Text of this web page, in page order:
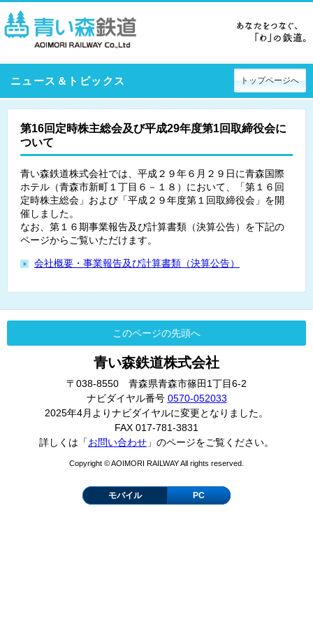
ニュース＆トピックス トップページへ
第16回定時株主総会及び平成29年度第1回取締役会に
ついて
青い森鉄道株式会社では、平成２９年６月２９日に青森国際
ホテル（青森市新町１丁目６－１８）において、「第１６回
定時株主総会」および「平成２９年度第１回取締役会」を開
催しました。
なお、第１６期事業報告及び計算書類（決算公告）を下記の
ページからご覧いただけます。
会社概要・事業報告及び計算書類（決算公告）
このページの先頭へ
青い森鉄道株式会社
〒038-8550 青森県青森市篠田1丁目6-2
ナビダイヤル番号 0570-052033
2025年4月よりナビダイヤルに変更となりました。
FAX 017-781-3831
詳しくは「お問い合わせ 」のページをご覧ください。
Copyright © AOIMORI RAILWAY All rights reserved.
モバイル PC